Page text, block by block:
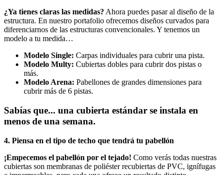
¿Ya tienes claras las medidas? Ahora puedes pasar al diseño de la
estructura. En nuestro portafolio ofrecemos diseños curvados para
diferenciarnos de las estructuras convencionales. Y tenemos un
modelo a tu medida…
Modelo Single: Carpas individuales para cubrir una pista.
Modelo Multy: Cubiertas dobles para cubrir dos pistas o
más.
Modelo Arena: Pabellones de grandes dimensiones para
cubrir más de 6 pistas.
Sabías que... una cubierta estándar se instala en
menos de una semana.
4. Piensa en el tipo de techo que tendrá tu pabellón
¡Empecemos el pabellón por el tejado! Como verás todas nuestras
cubiertas son membranas de poliéster recubiertas de PVC, ignífugas